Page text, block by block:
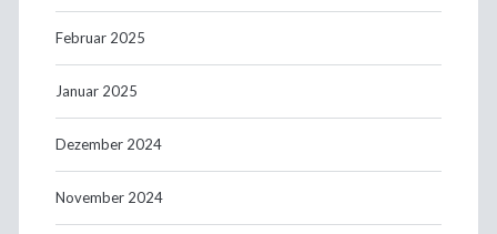
Februar 2025
Januar 2025
Dezember 2024
November 2024